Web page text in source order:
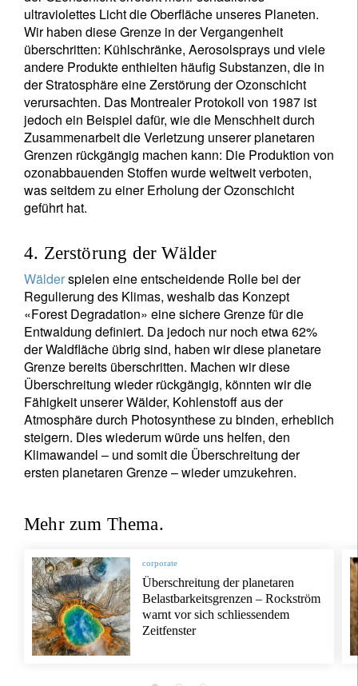
ultraviolettes Licht die Oberfläche unseres Planeten.
Wir haben diese Grenze in der Vergangenheit
überschritten: Kühlschränke, Aerosolsprays und viele
andere Produkte enthielten häufig Substanzen, die in
der Stratosphäre eine Zerstörung der Ozonschicht
verursachten. Das Montrealer Protokoll von 1987 ist
jedoch ein Beispiel dafür, wie die Menschheit durch
Zusammenarbeit die Verletzung unserer planetaren
Grenzen rückgängig machen kann: Die Produktion von
ozonabbauenden Stoffen wurde weltweit verboten,
was seitdem zu einer Erholung der Ozonschicht
geführt hat.
4. Zerstörung der Wälder
Wälderspielen eine entscheidende Rolle bei der
Regulierung des Klimas, weshalb das Konzept
«Forest Degradation» eine sichere Grenze für die
Entwaldung definiert. Da jedoch nur noch etwa 62%
der Waldfläche übrig sind, haben wir diese planetare
Grenze bereits überschritten. Machen wir diese
Überschreitung wieder rückgängig, könnten wir die
Fähigkeit unserer Wälder, Kohlenstoff aus der
Atmosphäre durch Photosynthese zu binden, erheblich
steigern. Dies wiederum würde uns helfen, den
Klimawandel – und somit die Überschreitung der
ersten planetaren Grenze – wieder umzukehren.
Mehr zum Thema.
corporate
Überschreitung der planetaren
Belastbarkeitsgrenzen – Rockström
warnt vor sich schliessendem
Zeitfenster